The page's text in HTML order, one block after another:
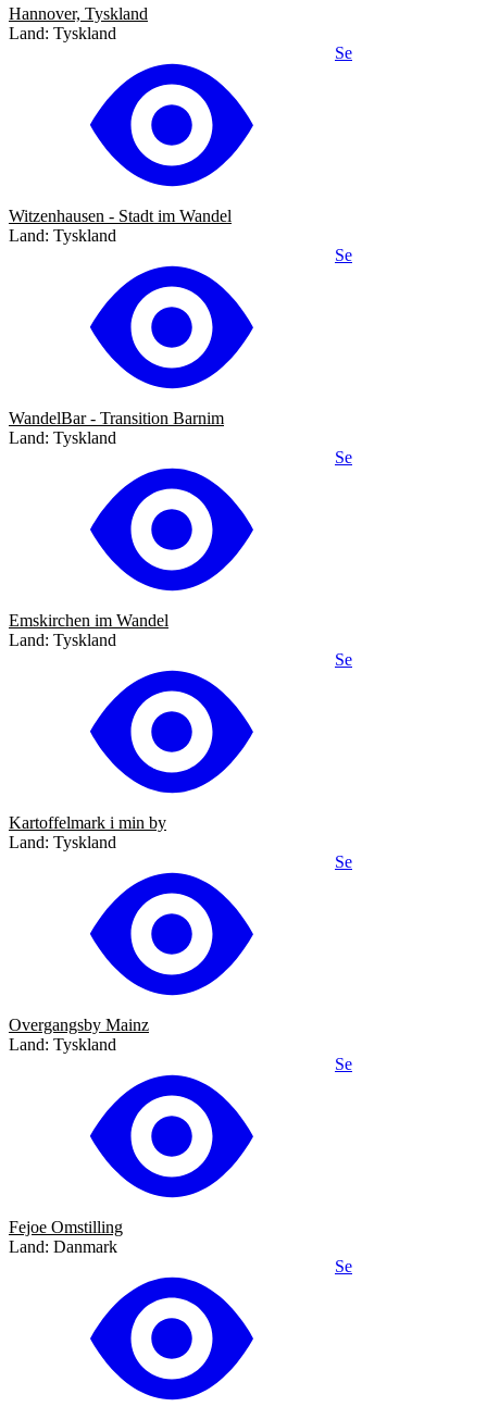
Hannover, Tyskland
Land: Tyskland
Se
Witzenhausen - Stadt im Wandel
Land: Tyskland
Se
WandelBar - Transition Barnim
Land: Tyskland
Se
Emskirchen im Wandel
Land: Tyskland
Se
Kartoffelmark i min by
Land: Tyskland
Se
Overgangsby Mainz
Land: Tyskland
Se
Fejoe Omstilling
Land: Danmark
Se